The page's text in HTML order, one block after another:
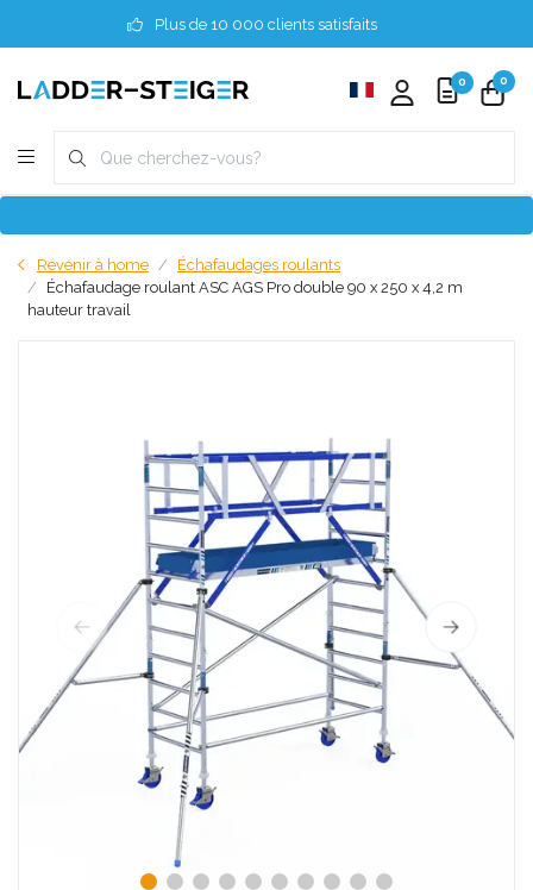
Plus de 10 000 clients satisfaits
0 0
Revenir à home
Échafaudages roulants
Échafaudage roulant ASC AGS Pro double 90 x 250 x 4,2 m
hauteur travail